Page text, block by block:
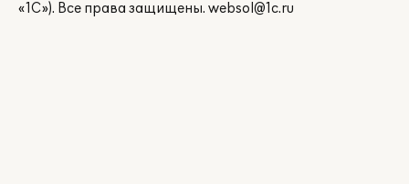
«1С»). Все права защищены. websol@1c.ru